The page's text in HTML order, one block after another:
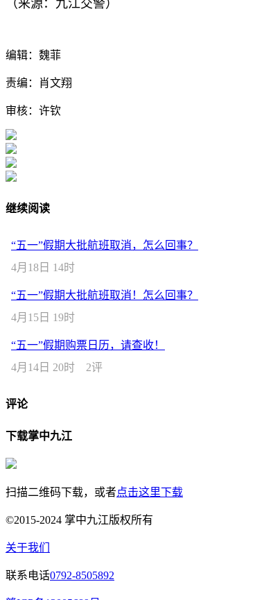
（来源：九江交警）
编辑：魏菲
责编：肖文翔
审核：许钦
继续阅读
“五一”假期大批航班取消，怎么回事？
4月18日 14时
“五一”假期大批航班取消！怎么回事？
4月15日 19时
“五一”假期购票日历，请查收！
4月14日 20时
2评
评论
下载掌中九江
扫描二维码下载，或者点击这里下载
©2015-2024 掌中九江版权所有
关于我们
联系电话0792-8505892